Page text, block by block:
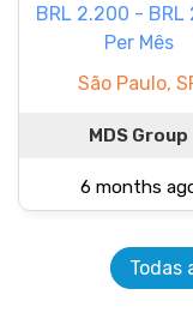
BRL 2.200 - BRL
Per Mês
São Paulo,
MDS Group
6 months
Todas